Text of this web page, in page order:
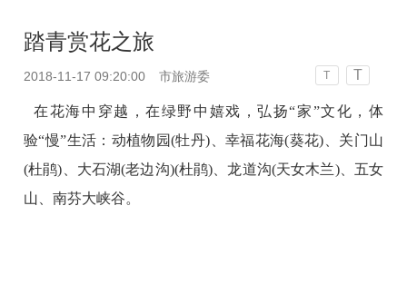
踏青赏花之旅
2018-11-17 09:20:00 市旅游委 T T
在花海中穿越，在绿野中嬉戏，弘扬“家”文化，体
验“慢”生活：动植物园(牡丹)、幸福花海(葵花)、关门山
(杜鹃)、大石湖(老边沟)(杜鹃)、龙道沟(天女木兰)、五女
山、南芬大峡谷。